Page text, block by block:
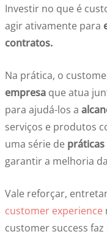
Investir no que é
agir ativamente para
contratos.
Na prática, o
empresa que atua
para ajudá-los a
serviços e produtos
uma série de
garantir a melhoria da
Vale reforçar,
customer experience
customer success